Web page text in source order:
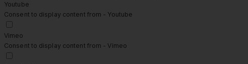
Youtube
Consent to display content from - Youtube
Vimeo
Consent to display content from - Vimeo